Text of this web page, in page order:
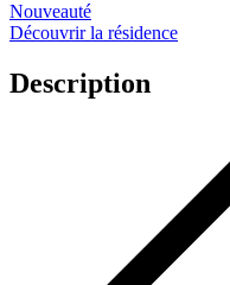
Nouveauté
Découvrir la résidence
Description